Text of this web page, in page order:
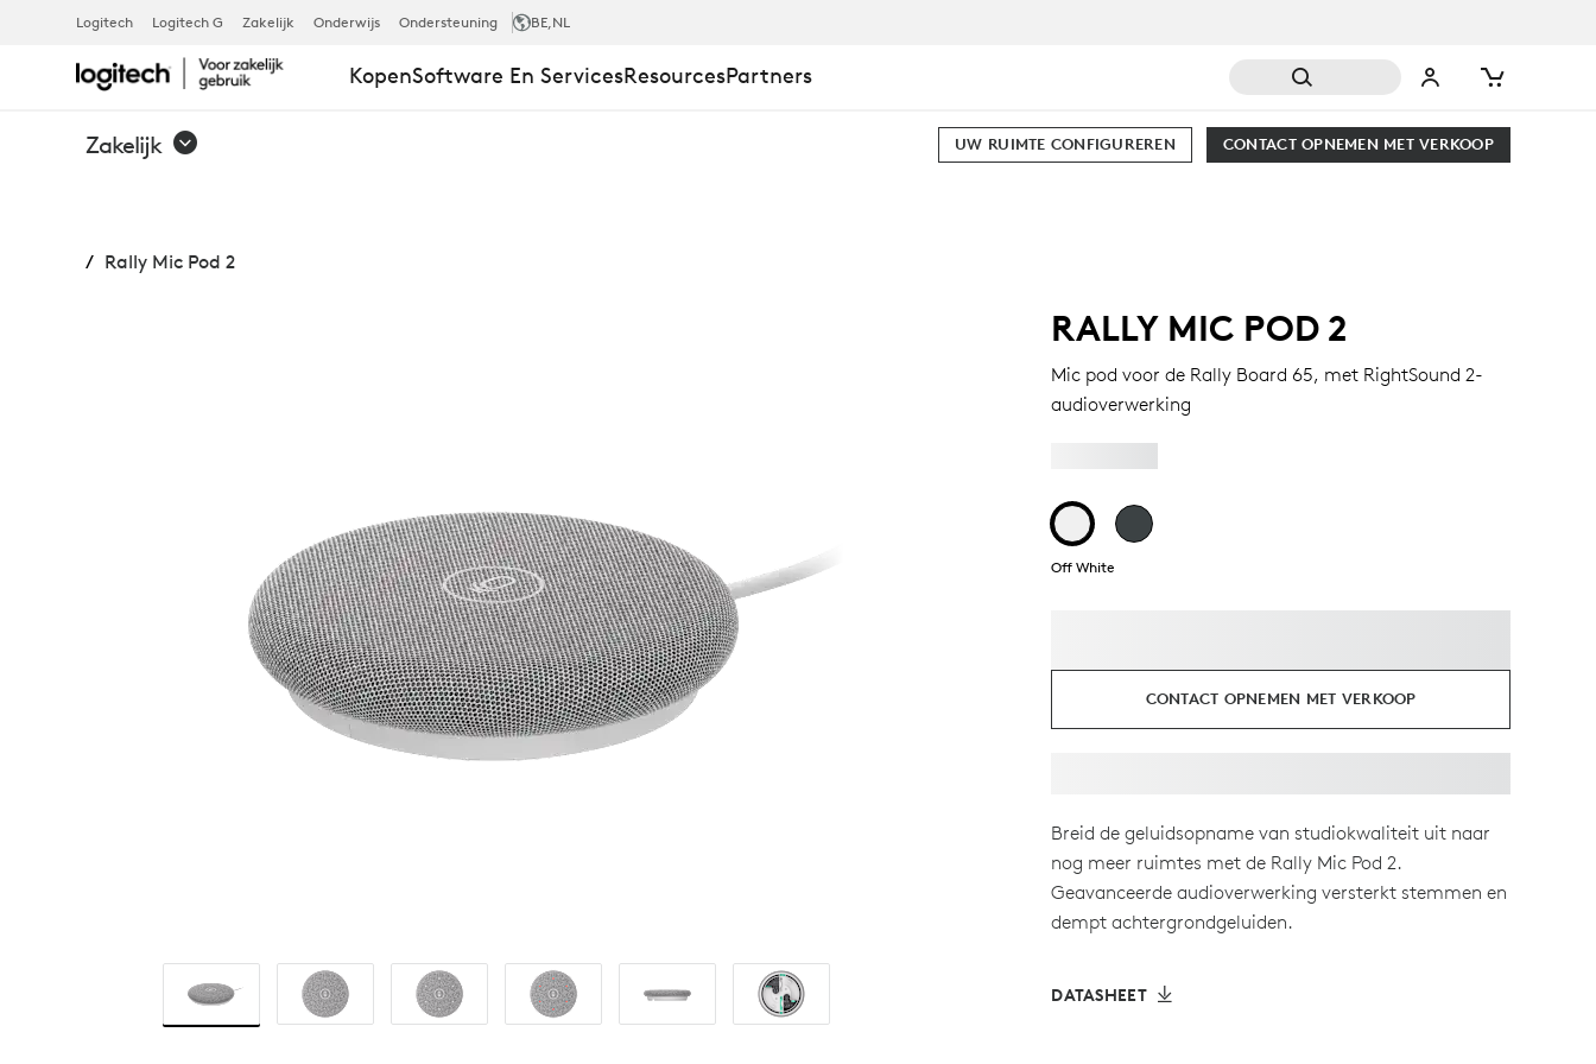
RALLY
MIC
POD
Logitech Logitech G Zakelijk Onderwijs Ondersteuning BE,NL
KopenSoftware En ServicesResourcesPartners
Zakelijk CONTACT OPNEMEN MET VERKOOP
UW RUIMTE CONFIGUREREN
Rally Mic Pod 2
RALLY MIC POD 2
Mic pod voor de Rally Board 65, met RightSound 2-
audioverwerking
Off White
CONTACT OPNEMEN MET VERKOOP
Breid de geluidsopname van studiokwaliteit uit naar
nog meer ruimtes met de Rally Mic Pod 2.
Geavanceerde audioverwerking versterkt stemmen en
dempt achtergrondgeluiden.
DATASHEET